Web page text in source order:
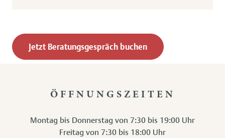
Jetzt Beratungsgespräch buchen
ÖFFNUNGSZEITEN
Montag bis Donnerstag von 7:30 bis 19:00 Uhr
Freitag von 7:30 bis 18:00 Uhr